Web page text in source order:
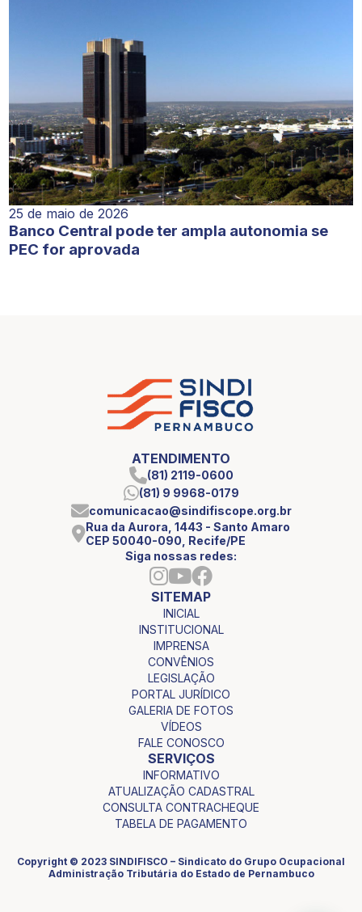
25 de maio de 2026
Banco Central pode ter ampla autonomia se
PEC for aprovada
ATENDIMENTO
(81) 2119-0600
(81) 9 9968-0179
comunicacao@sindifiscope.org.br
Rua da Aurora, 1443 - Santo Amaro
CEP 50040-090, Recife/PE
Siga nossas redes:
SITEMAP
INICIAL
INSTITUCIONAL
IMPRENSA
CONVÊNIOS
LEGISLAÇÃO
PORTAL JURÍDICO
GALERIA DE FOTOS
VÍDEOS
FALE CONOSCO
SERVIÇOS
INFORMATIVO
ATUALIZAÇÃO CADASTRAL
CONSULTA CONTRACHEQUE
TABELA DE PAGAMENTO
Copyright © 2023 SINDIFISCO – Sindicato do Grupo Ocupacional
Administração Tributária do Estado de Pernambuco